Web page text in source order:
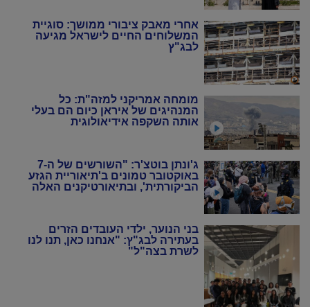
אחרי מאבק ציבורי ממושך: סוגיית
המשלוחים החיים לישראל מגיעה
לבג"ץ
מומחה אמריקני למזה"ת: כל
המנהיגים של איראן כיום הם בעלי
אותה השקפה אידיאולוגית
ג'ונתן בוטצ'ר: "השורשים של ה-7
באוקטובר טמונים ב'תיאוריית הגזע
הביקורתית', ובתיאורטיקנים האלה
בני הנוער, ילדי העובדים הזרים
בעתירה לבג"ץ: "אנחנו כאן, תנו לנו
לשרת בצה"ל"